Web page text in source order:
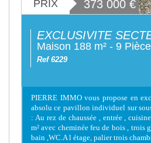
PRIX 373 000 €
EXCLUSIVITE
Maison 188 m² - 9
Ref 6229
PIERRE IMMO vous propose en
absolu ce pavillon individuel sur
: Au rez de chaussée , entrée ,
m² avec cheminée feu de bois , trois
bain ,WC.A l étage, palier trois